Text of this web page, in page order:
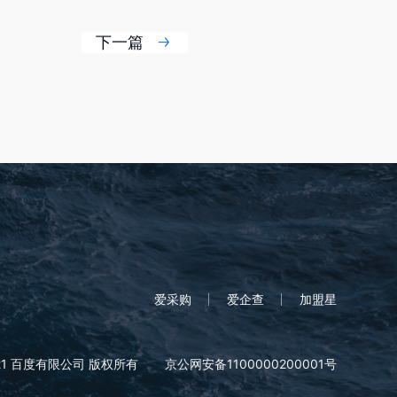
下一篇
爱采购 爱企查 加盟星
百度有限公司 版权所有 京公网安备1100000200001号